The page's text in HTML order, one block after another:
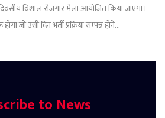
विशाल रोजगार मेला आयोजित किया जाएगा।
जो उसी दिन भर्ती प्रक्रिया सम्पन्न होने...
to News